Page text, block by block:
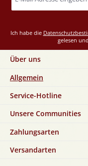
Ich habe die
gelesen
Über uns
Allgemein
Service-Hotline
Unsere Communities
Zahlungsarten
Versandarten